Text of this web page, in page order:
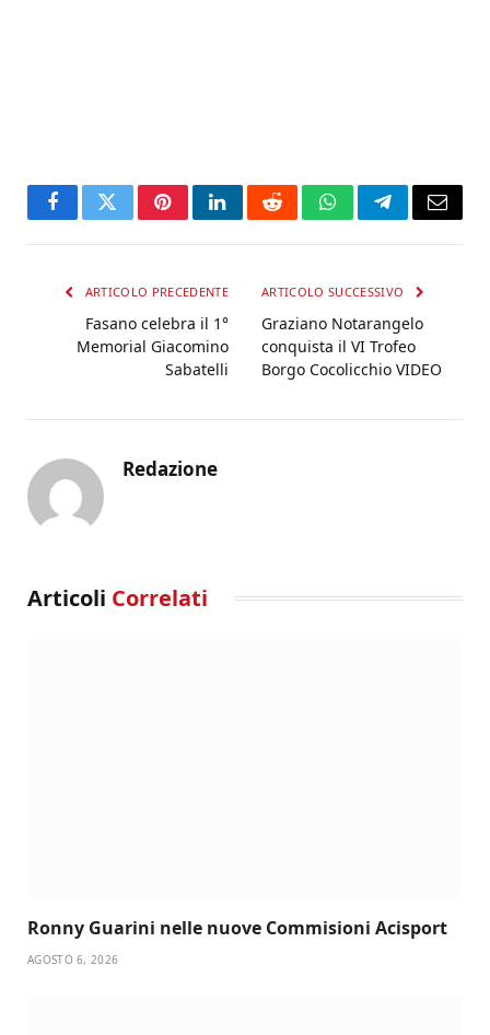
FacebookTwitterPinterestLinkedInRedditWhatsAppTelegramEmail
ARTICOLO PRECEDENTE
Fasano celebra il 1°
Memorial Giacomino
Sabatelli
ARTICOLO SUCCESSIVO
Graziano Notarangelo
conquista il VI Trofeo
Borgo Cocolicchio VIDEO
Redazione
Articoli Correlati
Ronny Guarini nelle nuove Commisioni Acisport
AGOSTO 6, 2026